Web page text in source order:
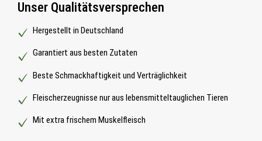
Unser Qualitätsversprechen
Hergestellt in Deutschland
Garantiert aus besten Zutaten
Beste Schmackhaftigkeit und Verträglichkeit
Fleischerzeugnisse nur aus lebensmitteltauglichen Tieren
Mit extra frischem Muskelfleisch